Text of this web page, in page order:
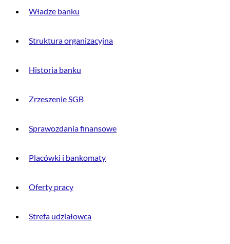
Władze banku
Struktura organizacyjna
Historia banku
Zrzeszenie SGB
Sprawozdania finansowe
Placówki i bankomaty
Oferty pracy
Strefa udziałowca